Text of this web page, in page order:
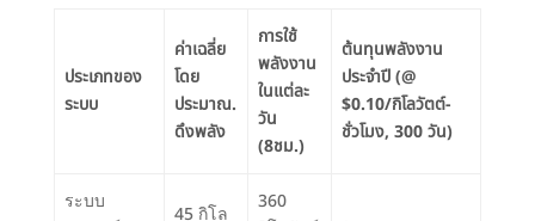
ประเภทของ
ระบบ
ค่าเฉลี่ย
โดย
ประมาณ.
ดึงพลัง
การใช้
พลังงาน
ในแต่ละ
วัน
(8ชม.)
ต้นทุนพลังงาน
ประจำปี (@
$0.10/กิโลวัตต์-
ชั่วโมง, 300 วัน)
ระบบ
45 กิโล
360